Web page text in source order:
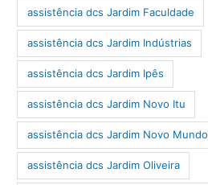
assistência dcs Jardim Faculdade
assistência dcs Jardim Indústrias
assistência dcs Jardim Ipês
assistência dcs Jardim Novo Itu
assistência dcs Jardim Novo Mundo
assistência dcs Jardim Oliveira